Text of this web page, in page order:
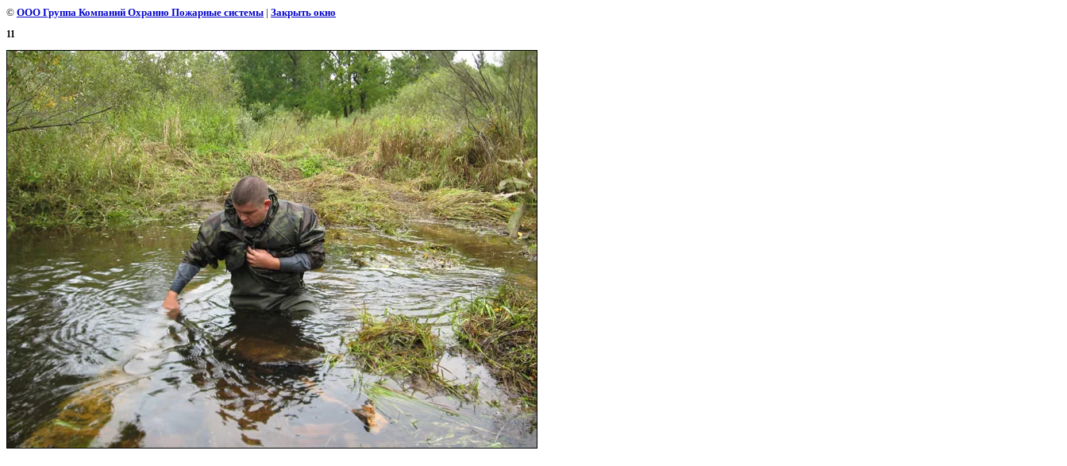
© ООО Группа Компаний Охранно Пожарные системы | Закрыть окно
11